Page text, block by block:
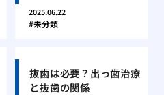
2025.06.22
未分類
抜歯は必要？出っ歯治療
と抜歯の関係